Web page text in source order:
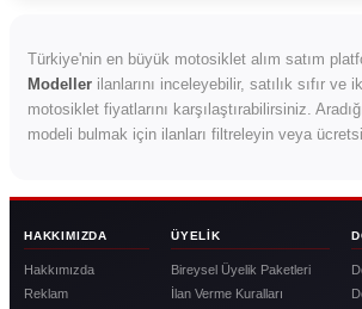
Türkiye'nin en büyük motosiklet alım satım
Modeller ilanlarını inceleyebilir, satılık sıfır ve
motosiklet fiyatlarını karşılaştırabilirsiniz.
modeli bulmak için ilanları filtreleyin veya
HAKKIMIZDA
Hakkımızda
Reklam
ÜYELIK
Bireysel Üyelik Paketleri
İlan Verme Kuralları